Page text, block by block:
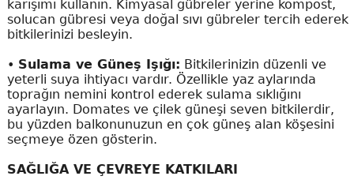
karışımı kullanın. Kimyasal gübreler yerine kompost,
solucan gübresi veya doğal sıvı gübreler tercih ederek
bitkilerinizi besleyin.
• Sulama ve Güneş Işığı: Bitkilerinizin düzenli ve
yeterli suya ihtiyacı vardır. Özellikle yaz aylarında
toprağın nemini kontrol ederek sulama sıklığını
ayarlayın. Domates ve çilek güneşi seven bitkilerdir,
bu yüzden balkonunuzun en çok güneş alan köşesini
seçmeye özen gösterin.
SAĞLIĞA VE ÇEVREYE KATKILARI